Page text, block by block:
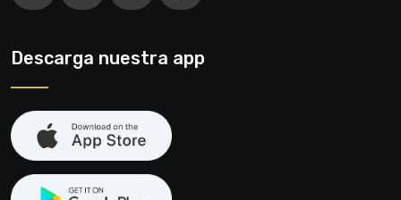
Descarga nuestra app